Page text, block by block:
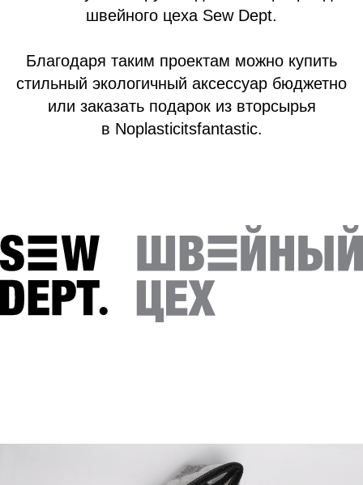
швейного цеха Sew Dept.
Благодаря таким проектам можно купить
стильный экологичный аксессуар бюджетно
или заказать подарок из вторсырья
в Noplasticitsfantastic.